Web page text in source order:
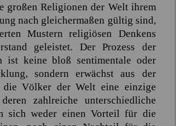
großen Religionen der Welt ihrem
nach gleichermaßen gültig sind,
Mustern religiösen Denkens
geleistet. Der Prozess der
ist keine bloß sentimentale oder
sondern erwächst aus der
die Völker der Welt eine einzige
zahlreiche unterschiedliche
sich weder einen Vorteil für die